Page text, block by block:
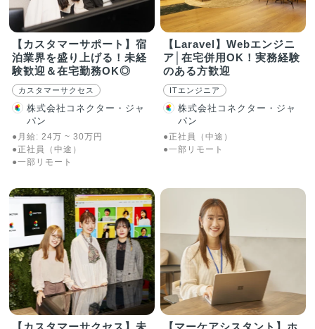
【カスタマーサポート】宿
泊業界を盛り上げる！未経
験歓迎＆在宅勤務OK◎
カスタマーサクセス
株式会社コネクター・ジャ
パン
●月給:24万 ~30万 円
●正社員（中途）
●一部リモート
【Laravel】Webエンジニ
ア│在宅併用OK！実務経験
のある方歓迎
ITエンジニア
株式会社コネクター・ジャ
パン
●正社員（中途）
●一部リモート
【カスタマーサクセス】未
【マーケアシスタント】ホ